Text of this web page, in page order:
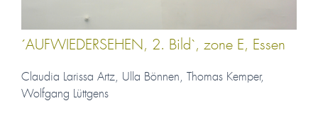
´AUFWIEDERSEHEN, 2. Bild`, zone E, Essen
Claudia Larissa Artz, Ulla Bönnen, Thomas Kemper,
Wolfgang Lüttgens